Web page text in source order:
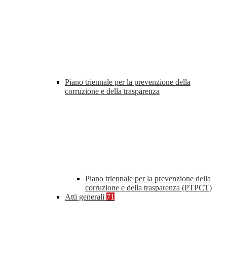
Piano triennale per la prevenzione della
corruzione e della trasparenza
Piano triennale per la prevenzione della
corruzione e della trasparenza (PTPCT)
Atti generali 71